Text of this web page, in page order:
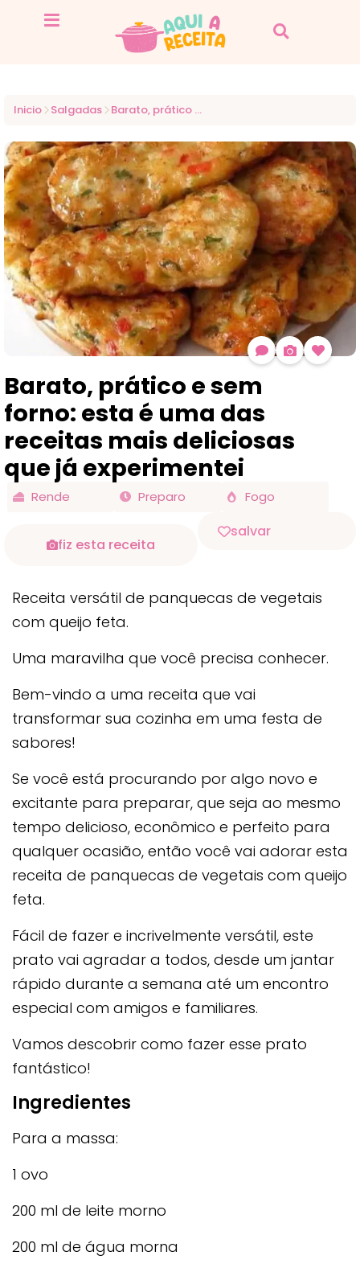
Inicio Salgadas Barato, prático e sem forno: esta é uma das receitas mais deliciosas que já experimentei
Barato, prático e sem
forno: esta é uma das
receitas mais deliciosas
que já experimentei
Rende Preparo Fogo
fiz esta receita
salvar
Receita versátil de panquecas de vegetais
com queijo feta.
Uma maravilha que você precisa conhecer.
Bem-vindo a uma receita que vai
transformar sua cozinha em uma festa de
sabores!
Se você está procurando por algo novo e
excitante para preparar, que seja ao mesmo
tempo delicioso, econômico e perfeito para
qualquer ocasião, então você vai adorar esta
receita de panquecas de vegetais com queijo
feta.
Fácil de fazer e incrivelmente versátil, este
prato vai agradar a todos, desde um jantar
rápido durante a semana até um encontro
especial com amigos e familiares.
Vamos descobrir como fazer esse prato
fantástico!
Ingredientes
Para a massa:
1 ovo
200 ml de leite morno
200 ml de água morna